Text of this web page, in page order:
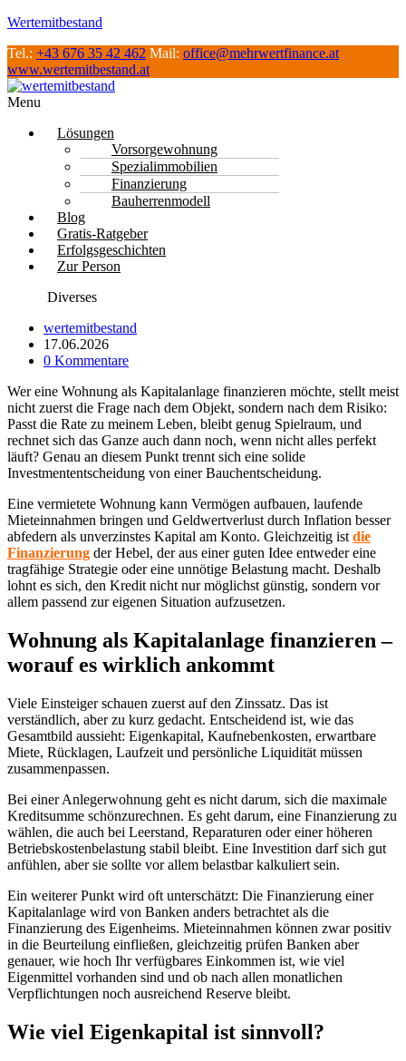
Wertemitbestand
Tel.: +43 676 35 42 462 Mail: office@mehrwertfinance.at
www.wertemitbestand.at
Menu
Lösungen
Vorsorgewohnung
Spezialimmobilien
Finanzierung
Bauherrenmodell
Blog
Gratis-Ratgeber
Erfolgsgeschichten
Zur Person
Diverses
wertemitbestand
17.06.2026
0 Kommentare
Wer eine Wohnung als Kapitalanlage finanzieren möchte, stellt meist
nicht zuerst die Frage nach dem Objekt, sondern nach dem Risiko:
Passt die Rate zu meinem Leben, bleibt genug Spielraum, und
rechnet sich das Ganze auch dann noch, wenn nicht alles perfekt
läuft? Genau an diesem Punkt trennt sich eine solide
Investmententscheidung von einer Bauchentscheidung.
Eine vermietete Wohnung kann Vermögen aufbauen, laufende
Mieteinnahmen bringen und Geldwertverlust durch Inflation besser
abfedern als unverzinstes Kapital am Konto. Gleichzeitig ist die
Finanzierung der Hebel, der aus einer guten Idee entweder eine
tragfähige Strategie oder eine unnötige Belastung macht. Deshalb
lohnt es sich, den Kredit nicht nur möglichst günstig, sondern vor
allem passend zur eigenen Situation aufzusetzen.
Wohnung als Kapitalanlage finanzieren –
worauf es wirklich ankommt
Viele Einsteiger schauen zuerst auf den Zinssatz. Das ist
verständlich, aber zu kurz gedacht. Entscheidend ist, wie das
Gesamtbild aussieht: Eigenkapital, Kaufnebenkosten, erwartbare
Miete, Rücklagen, Laufzeit und persönliche Liquidität müssen
zusammenpassen.
Bei einer Anlegerwohnung geht es nicht darum, sich die maximale
Kreditsumme schönzurechnen. Es geht darum, eine Finanzierung zu
wählen, die auch bei Leerstand, Reparaturen oder einer höheren
Betriebskostenbelastung stabil bleibt. Eine Investition darf sich gut
anfühlen, aber sie sollte vor allem belastbar kalkuliert sein.
Ein weiterer Punkt wird oft unterschätzt: Die Finanzierung einer
Kapitalanlage wird von Banken anders betrachtet als die
Finanzierung des Eigenheims. Mieteinnahmen können zwar positiv
in die Beurteilung einfließen, gleichzeitig prüfen Banken aber
genauer, wie hoch Ihr verfügbares Einkommen ist, wie viel
Eigenmittel vorhanden sind und ob nach allen monatlichen
Verpflichtungen noch ausreichend Reserve bleibt.
Wie viel Eigenkapital ist sinnvoll?